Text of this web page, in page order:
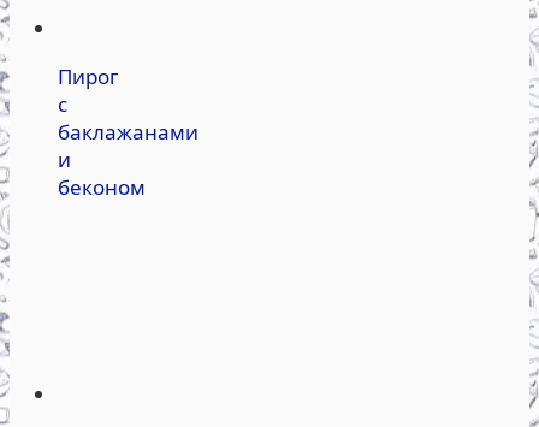
Пирог
с
баклажанами
и
беконом